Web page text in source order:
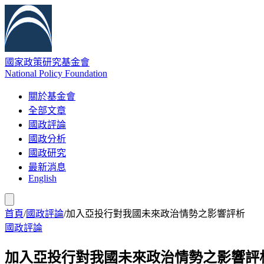
國家政策研究基金會
National Policy Foundation
關於基金會
全部文章
國政評論
國政分析
國政研究
最新消息
English
首頁/國政評論/加入亞投行對我國未來政治情勢之影響評析
國政評論
加入亞投行對我國未來政治情勢之影響評